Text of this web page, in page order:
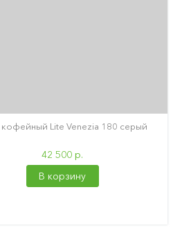
кофейный Lite Venezia 180 серый
42 500 р.
В корзину